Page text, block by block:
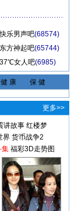
乐男声吧(68574)
东方神起吧(65744)
37℃女人吧(6985)
健 康 保 健
更多>>
讲故事 红楼梦
界 货币战争2
集 福彩3D走势图